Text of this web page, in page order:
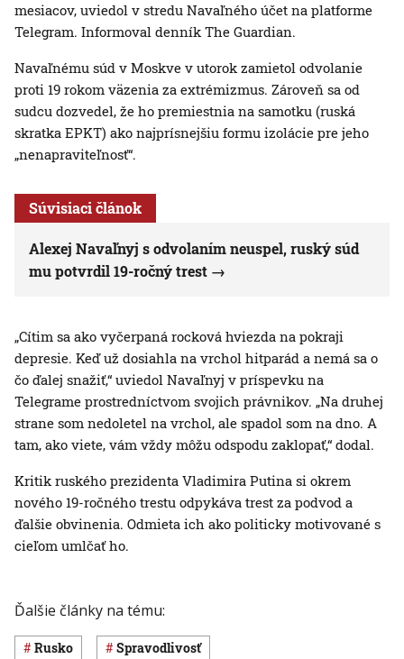
mesiacov, uviedol v stredu Navaľného účet na platforme
Telegram. Informoval denník The Guardian.
Navaľnému súd v Moskve v utorok zamietol odvolanie
proti 19 rokom väzenia za extrémizmus. Zároveň sa od
sudcu dozvedel, že ho premiestnia na samotku (ruská
skratka EPKT) ako najprísnejšiu formu izolácie pre jeho
„nenapraviteľnosť“.
Súvisiaci článok
Alexej Navaľnyj s odvolaním neuspel, ruský súd
mu potvrdil 19-ročný trest
„Cítim sa ako vyčerpaná rocková hviezda na pokraji
depresie. Keď už dosiahla na vrchol hitparád a nemá sa o
čo ďalej snažiť,“ uviedol Navaľnyj v príspevku na
Telegrame prostredníctvom svojich právnikov. „Na druhej
strane som nedoletel na vrchol, ale spadol som na dno. A
tam, ako viete, vám vždy môžu odspodu zaklopať,“ dodal.
Kritik ruského prezidenta Vladimira Putina si okrem
nového 19-ročného trestu odpykáva trest za podvod a
ďalšie obvinenia. Odmieta ich ako politicky motivované s
cieľom umlčať ho.
Ďalšie články na tému:
Rusko spravodlivosť